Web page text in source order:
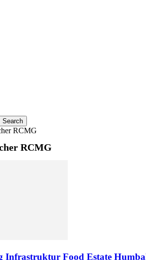
RCMG
RCMG
Infrastruktur Food Estate